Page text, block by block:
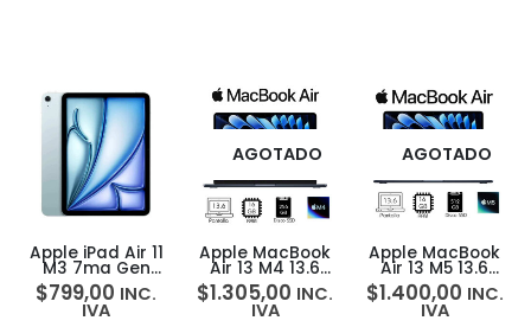
Apple iPad Air 11
M3 7ma Gen
WIFI 128GB 12MP
Liquid Retina
$799,00 INC.
IVA
AGOTADO
Apple MacBook
Air 13 M4 13.6
16GB 256GB
Liquid Retina
Touch ID
$1.305,00 INC.
IVA
AGOTADO
Apple MacBook
Air 13 M5 13.6
16GB 512GB
Liquid Retina
Touch ID
$1.400,00 INC.
IVA